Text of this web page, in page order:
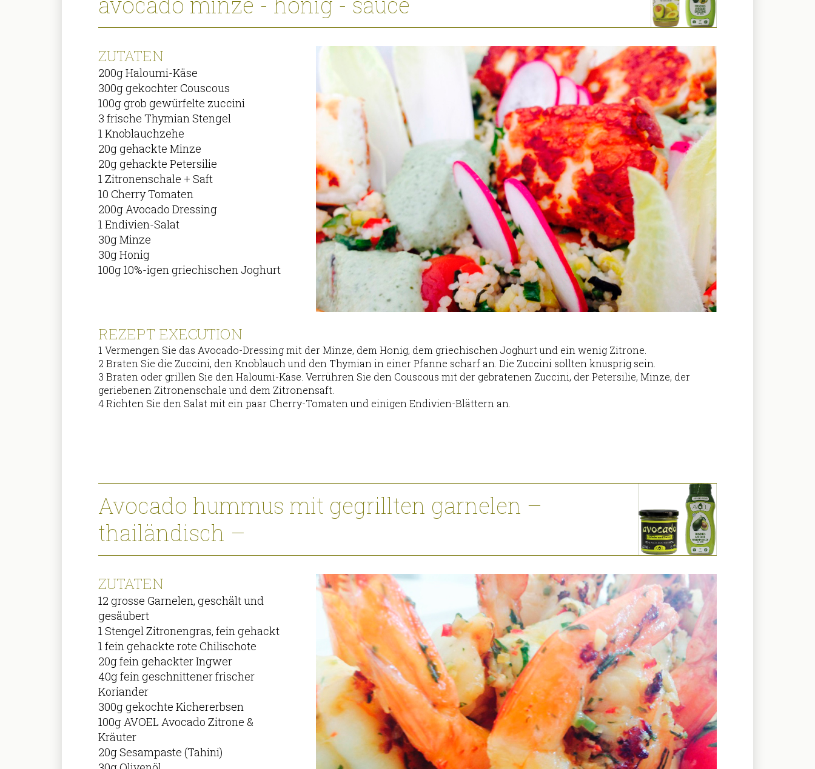
ZUTATEN
200g Haloumi-Käse
300g gekochter Couscous
100g grob gewürfelte zuccini
3 frische Thymian Stengel
1 Knoblauchzehe
20g gehackte Minze
20g gehackte Petersilie
1 Zitronenschale + Saft
10 Cherry Tomaten
200g Avocado Dressing
1 Endivien-Salat
30g Minze
30g Honig
100g 10%-igen griechischen Joghurt
REZEPT EXECUTION
1 Vermengen Sie das Avocado-Dressing mit der Minze, dem Honig, dem griechischen Joghurt und ein wenig Zitrone.
2 Braten Sie die Zuccini, den Knoblauch und den Thymian in einer Pfanne scharf an. Die Zuccini sollten knusprig sein.
3 Braten oder grillen Sie den Haloumi-Käse. Verrühren Sie den Couscous mit der gebratenen Zuccini, der Petersilie, Minze, der
geriebenen Zitronenschale und dem Zitronensaft.
4 Richten Sie den Salat mit ein paar Cherry-Tomaten und einigen Endivien-Blättern an.
Avocado hummus mit gegrillten garnelen –
thailändisch –
ZUTATEN
12 grosse Garnelen, geschält und
gesäubert
1 Stengel Zitronengras, fein gehackt
1 fein gehackte rote Chilischote
20g fein gehackter Ingwer
40g fein geschnittener frischer
Koriander
300g gekochte Kichererbsen
100g AVOEL Avocado Zitrone &
Kräuter
20g Sesampaste (Tahini)